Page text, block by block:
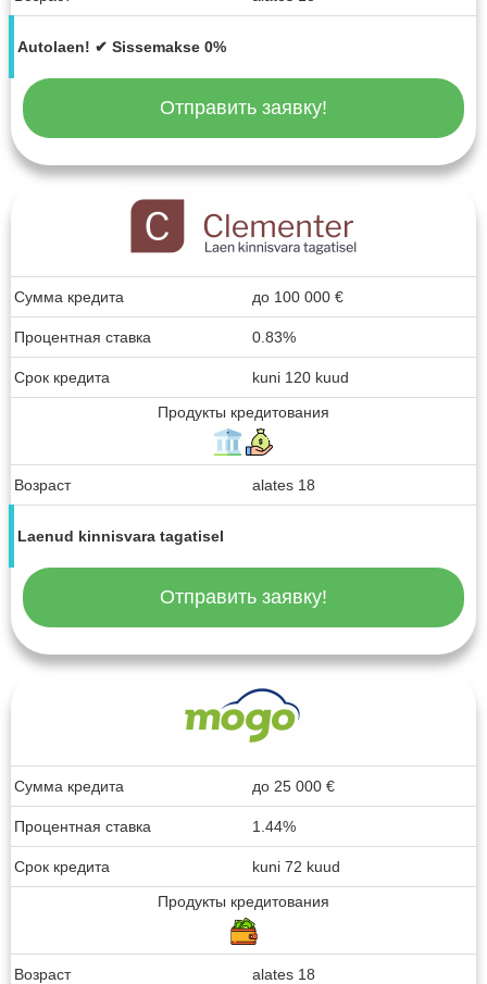
Autolaen! ✔ Sissemakse 0%
Отправить заявку!
Сумма кредита до 100 000 €
Процентная ставка 0.83%
Срок кредита
kuni 120 kuud
Продукты кредитования
Возраст alates 18
Laenud kinnisvara tagatisel
Отправить заявку!
Сумма кредита до 25 000 €
Процентная ставка 1.44%
Срок кредита
kuni 72 kuud
Продукты кредитования
Возраст alates 18